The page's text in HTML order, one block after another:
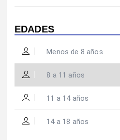
EDADES
Menos de 8 años
8 a 11 años
11 a 14 años
14 a 18 años